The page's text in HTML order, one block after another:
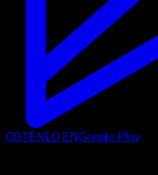
OBTÉNLO ENGoogle Play